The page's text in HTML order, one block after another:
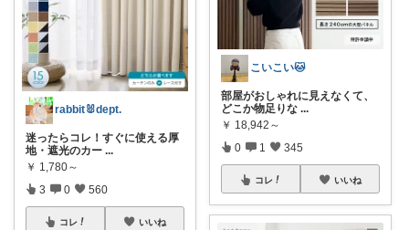
rabbit🐰dept.
迷ったらコレ！すぐに使える厚
地・遮光のカー ...
￥ 1,780～
3 0 560
コレ いいね
こいこい🐱
部屋がおしゃれに見えなくて、
どこか物足りな ...
￥ 18,942～
0 1 345
コレ いいね